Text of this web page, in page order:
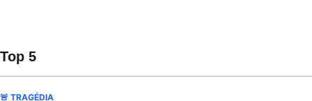
Top 5
🚨 TRAGÉDIA